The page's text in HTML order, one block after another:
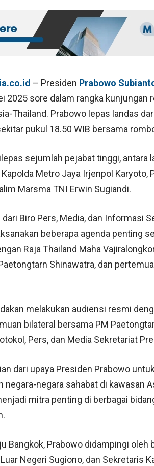
– Presiden Prabowo
2025 sore dalam rangka
Thailand. Prabowo lepas landas
pukul 18.50 WIB bersama
sejumlah pejabat tinggi, antara
Kapolda Metro Jaya Irjenpol Karyoto,
Marsma TNI Erwin Sugiandi.
Biro Pers, Media, dan Informasi
beberapa agenda penting
Raja Thailand Maha
Shinawatra, dan
melakukan audiensi resmi
bilateral bersama PM
Pers, dan Media Sekretariat
dari upaya Presiden Prabowo
negara sahabat di kawasan
mitra penting di berbagai
Bangkok, Prabowo didampingi oleh
Negeri Sugiono, dan Sekretaris